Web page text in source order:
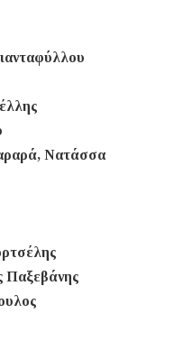
Νατάσσα
Παξεβάνης